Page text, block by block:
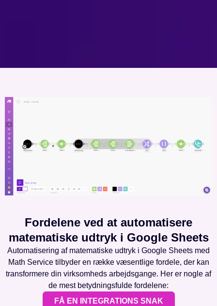
Fordelene ved at automatisere
matematiske udtryk i Google Sheets
Automatisering af matematiske udtryk i Google Sheets med
Math Service tilbyder en række væsentlige fordele, der kan
transformere din virksomheds arbejdsgange. Her er nogle af
de mest betydningsfulde fordelene:
FÅ EN INTEGRATIONS SNAK